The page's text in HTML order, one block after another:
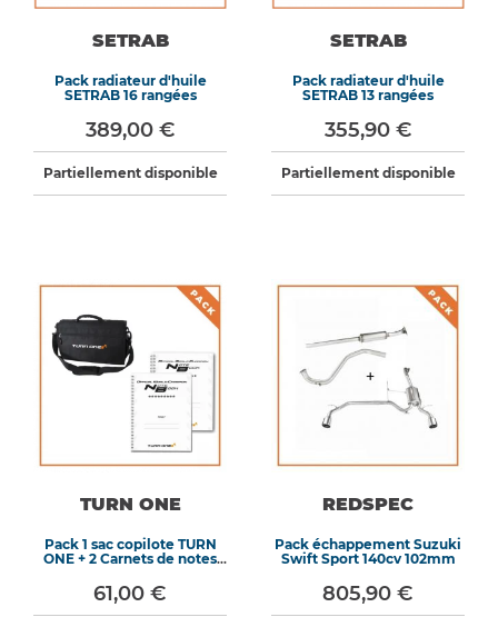
SETRAB
Pack radiateur d'huile
SETRAB 16 rangées
389,00 €
Partiellement disponible
SETRAB
Pack radiateur d'huile
SETRAB 13 rangées
355,90 €
Partiellement disponible
TURN ONE
Pack 1 sac copilote TURN
ONE + 2 Carnets de notes
61,00 €
REDSPEC
Pack échappement Suzuki
Swift Sport 140cv 102mm
805,90 €